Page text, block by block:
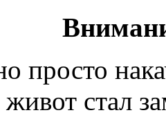
просто
стал